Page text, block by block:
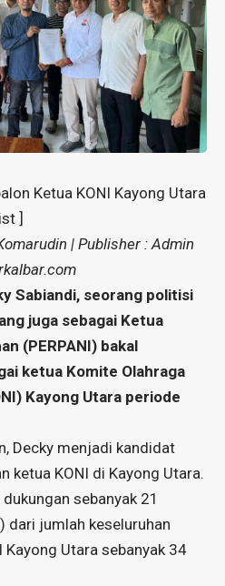
Ketua KONI Kayong Utara
]
| Publisher : Admin
Sabiandi, seorang politisi
juga sebagai Ketua
(PERPANI) bakal
ketua Komite Olahraga
Kayong Utara periode
Decky menjadi kandidat
ketua KONI di Kayong Utara.
sebanyak 21
dari jumlah keseluruhan
Utara sebanyak 34